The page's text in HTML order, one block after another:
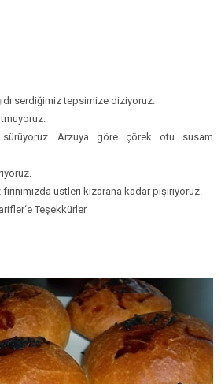
serdiğimiz tepsimize diziyoruz.
Arzuya göre çörek otu susam
üstleri kızarana kadar pişiriyoruz.
Teşekkürler